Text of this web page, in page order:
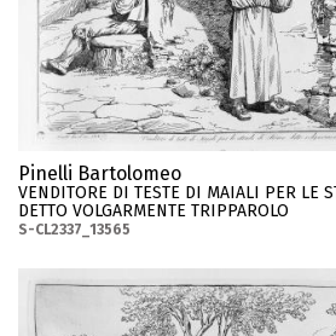
Pinelli Bartolomeo
VENDITORE DI TESTE DI MAIALI PER LE
DETTO VOLGARMENTE TRIPPAROLO
S-CL2337_13565